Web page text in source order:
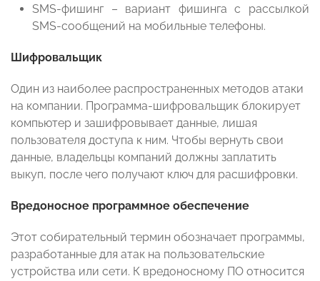
SMS-фишинг – вариант фишинга с рассылкой
SMS-сообщений на мобильные телефоны.
Шифровальщик
Один из наиболее распространенных методов атаки
на компании. Программа-шифровальщик блокирует
компьютер и зашифровывает данные, лишая
пользователя доступа к ним. Чтобы вернуть свои
данные, владельцы компаний должны заплатить
выкуп, после чего получают ключ для расшифровки.
Вредоносное программное обеспечение
Этот собирательный термин обозначает программы,
разработанные для атак на пользовательские
устройства или сети. К вредоносному ПО относится